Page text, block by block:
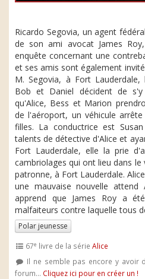
Ricardo Segovia, un agent
de son ami avocat James
enquête concernant une
et ses amis sont également
M. Segovia, à Fort Lauderdale,
Bob et Daniel décident de
qu'Alice, Bess et Marion
de l'aéroport, un véhicule
filles. La conductrice est
talents de détective d'Alice et
Fort Lauderdale, elle la prie
cambriolages qui ont lieu dans
patronne, à Fort Lauderdale.
une mauvaise nouvelle attend
apprend que James Roy a
malfaiteurs contre laquelle tous
Polar jeunesse
67e livre de la sérieAlice
Il ne semble pas encore y avoir
forum... Cliquez ici pour en créer un !